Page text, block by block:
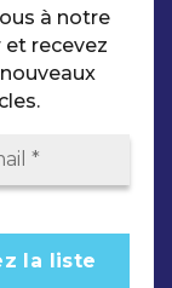
à notre
recevez